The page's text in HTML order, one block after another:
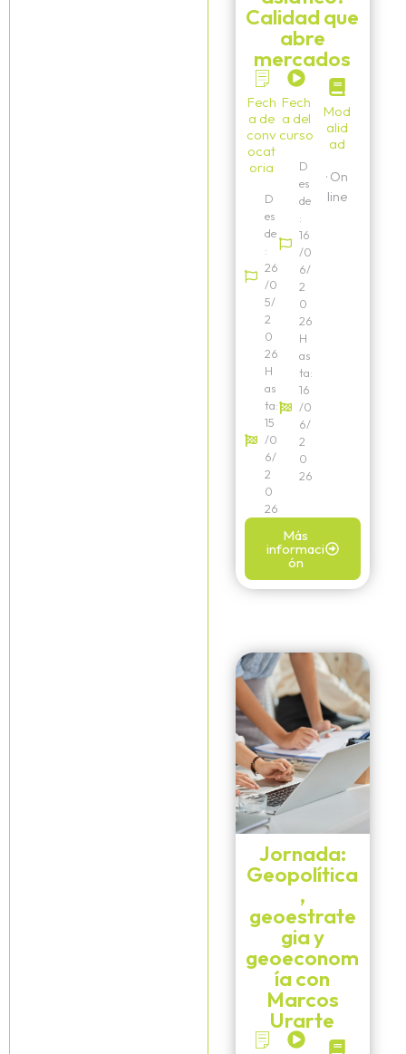
Calidad que
abre
mercados
Fech
a de
conv
ocat
oria
D
es
de
:
26
/0
5/
2
0
26
H
as
ta:
15
/0
6/
2
0
26
Fech
a del
curso
D
es
de
:
16
/0
6/
2
0
26
H
as
ta:
16
/0
6/
2
0
26
Mod
alid
ad
· On
line
Más
informaci
ón
Jornada:
Geopolítica
,
geoestrate
gia y
geoeconom
ía con
Marcos
Urarte